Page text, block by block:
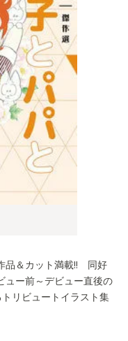
品＆カット満載!! 同好
ュー前～デビュー直後の
リビュートイラスト集